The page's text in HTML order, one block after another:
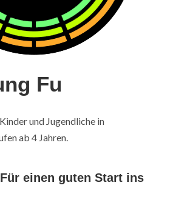
Fu
und Jugendliche in
ab 4 Jahren.
einen guten Start ins